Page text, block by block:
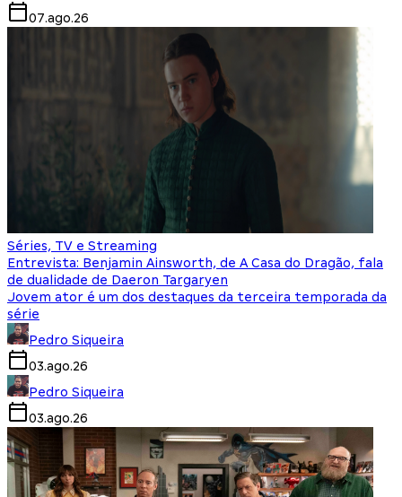
07.ago.26
Séries, TV e Streaming
Entrevista: Benjamin Ainsworth, de A Casa do Dragão, fala
de dualidade de Daeron Targaryen
Jovem ator é um dos destaques da terceira temporada da
série
Pedro Siqueira
03.ago.26
Pedro Siqueira
03.ago.26